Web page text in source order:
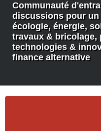
Communauté
discussions pour
écologie, énergie,
travaux & bricolage,
technologies &
finance alternative